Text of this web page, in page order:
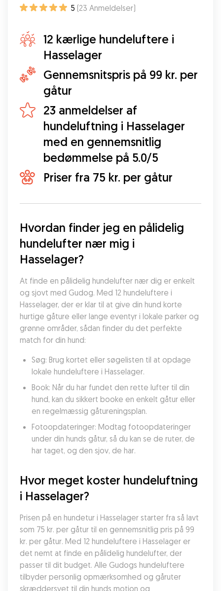
5 (23 Anmeldelser)
12 kærlige hundeluftere i
Hasselager
Gennemsnitspris på 99 kr. per
gåtur
23 anmeldelser af
hundeluftning i Hasselager
med en gennemsnitlig
bedømmelse på 5.0/5
Priser fra 75 kr. per gåtur
Hvordan finder jeg en pålidelig
hundelufter nær mig i
Hasselager?
At finde en pålidelig hundelufter nær dig er enkelt
og sjovt med Gudog. Med 12 hundeluftere i
Hasselager, der er klar til at give din hund korte
hurtige gåture eller lange eventyr i lokale parker og
grønne områder, sådan finder du det perfekte
match for din hund:
Søg: Brug kortet eller søgelisten til at opdage
lokale hundeluftere i Hasselager.
Book: Når du har fundet den rette lufter til din
hund, kan du sikkert booke en enkelt gåtur eller
en regelmæssig gåtureningsplan.
Fotoopdateringer: Modtag fotoopdateringer
under din hunds gåtur, så du kan se de ruter, de
har taget, og den sjov, de har.
Hvor meget koster hundeluftning
i Hasselager?
Prisen på en hundetur i Hasselager starter fra så lavt
som 75 kr. per gåtur til en gennemsnitlig pris på 99
kr. per gåtur. Med 12 hundeluftere i Hasselager er
det nemt at finde en pålidelig hundelufter, der
passer til dit budget. Alle Gudogs hundeluftere
tilbyder personlig opmærksomhed og gåruter
skræddersyet til din hunds motion og